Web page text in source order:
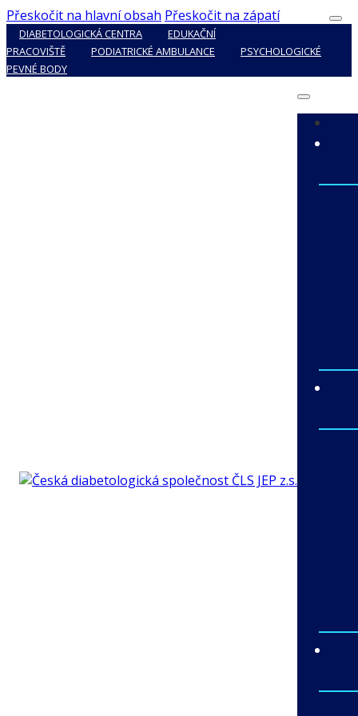
Přeskočit na hlavní obsah Přeskočit na zápatí
DIABETOLOGICKÁ CENTRA
EDUKAČNÍ
PRACOVIŠTĚ
PODIATRICKÉ AMBULANCE
PSYCHOLOGICKÉ
PEVNÉ BODY